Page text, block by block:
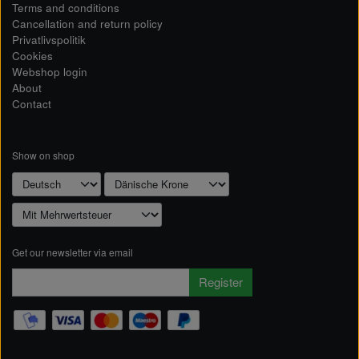
Terms and conditions
Cancellation and return policy
Privatlivspolitik
Cookies
Webshop login
About
Contact
Show on shop
Get our newsletter via email
Register